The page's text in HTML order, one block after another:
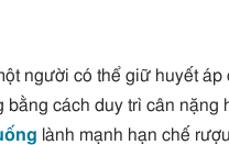
người có thể giữ huyết áp
bằng cách duy trì cân nặng
lành mạnh hạn chế